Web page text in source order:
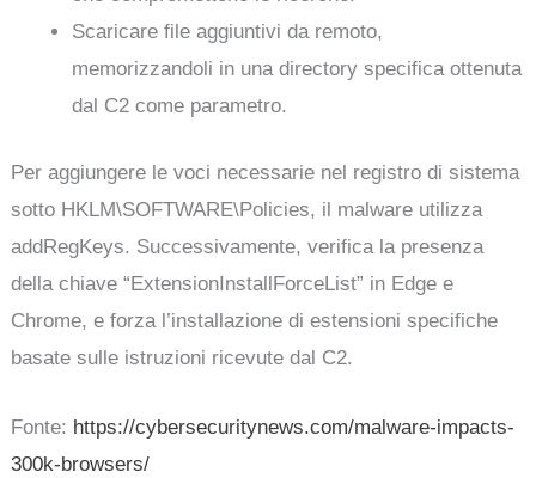
Scaricare file aggiuntivi da remoto,
memorizzandoli in una directory specifica ottenuta
dal C2 come parametro.
Per aggiungere le voci necessarie nel registro di sistema
sotto HKLM\SOFTWARE\Policies, il malware utilizza
addRegKeys. Successivamente, verifica la presenza
della chiave “ExtensionInstallForceList” in Edge e
Chrome, e forza l’installazione di estensioni specifiche
basate sulle istruzioni ricevute dal C2.
Fonte: https://cybersecuritynews.com/malware-impacts-
300k-browsers/